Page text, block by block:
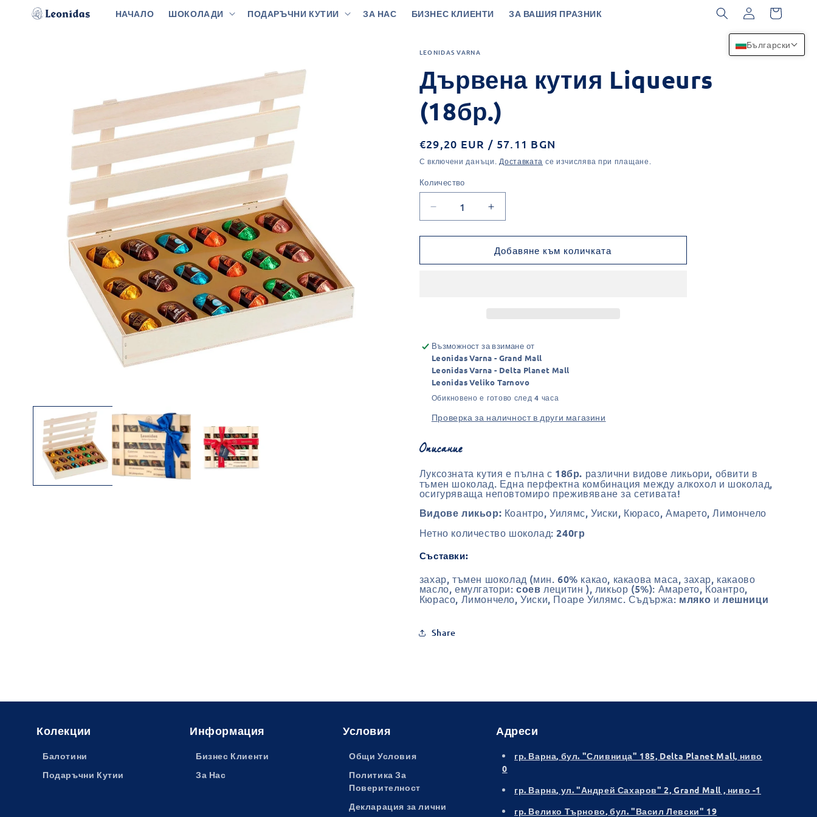
НАЧАЛО ШОКОЛАДИ ПОДАРЪЧНИ КУТИИ ЗА НАС БИЗНЕС КЛИЕНТИ ЗА ВАШИЯ ПРАЗНИК Влизане Количка
LEONIDAS VARNA
Дървена кутия Liqueurs
(18бр.)
Обичайна
цена
€29,20 EUR / 57.11 BGN
С включени данъци.Доставката се изчислява при плащане.
Количество
Количество
Намаляване
на
количеството
Дървена
Увеличаване
на
количеството
за
Дървена
Добавяне към количката
Възможност за взимане от
Leonidas Varna - Grand Mall
Leonidas Varna - Delta Planet Mall
Leonidas Veliko Tarnovo
Обикновено е готово след 4 часа
Проверка за наличност в други магазини
Описание
Луксозната кутия е пълна с 18бр. различни видове ликьори, обвити в
тъмен шоколад. Една перфектна комбинация между алкохол и шоколад,
осигуряваща неповтомиро преживяване за сетивата!
Видове ликьор: Коантро, Уилямс, Уиски, Кюрасо, Амарето, Лимончело
Нетно количество шоколад:240гр
Съставки:
захар, тъмен шоколад (мин. 60% какао, какаова маса, захар, какаово
масло, емулгатори:соев лецитин ), ликьор (5%): Амарето, Коантро,
Кюрасо, Лимончело, Уиски, Поаре Уилямс. Съдържа:мляко илешници
Share
Колекции
Балотини
Подаръчни Кутии
Информация
Бизнес Клиенти
За Нас
Условия
Общи Условия
Политика За
Поверителност
Декларация за лични
Адреси
гр. Варна, бул. "Сливница" 185, Delta Planet Mall, ниво
0
гр. Варна, ул. "Андрей Сахаров" 2, Grand Mall , ниво -1
гр. Велико Търново, бул. "Васил Левски" 19
Български